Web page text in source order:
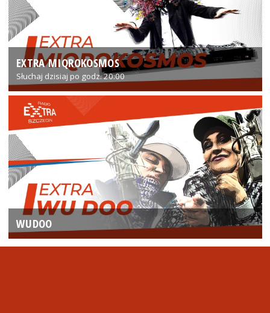
EXTRA MIQROKOSMOS
Słuchaj dzisiaj po godz. 20:00
WUDOO